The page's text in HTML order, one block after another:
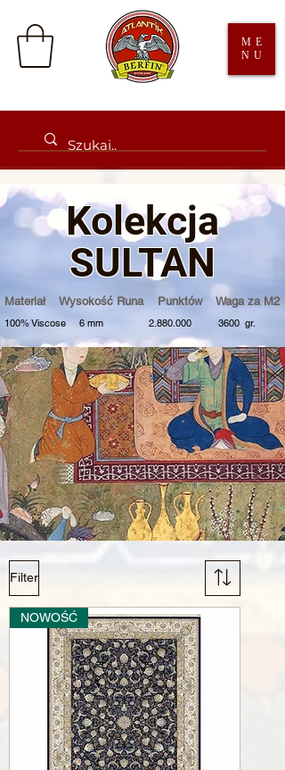
ME
NU
Kolekcja
SULTAN
Materiał Wysokość Runa Punktów Waga za M2
100% Viscose 6 mm 2.880.000 3600 gr.
Filter
NOWOŚĆ